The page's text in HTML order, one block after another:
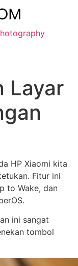
Layar
HP Xiaomi kita
Fitur ini
to Wake, dan
ini sangat
tombol